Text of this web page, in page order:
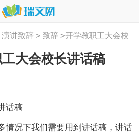
演讲致辞 > 致辞 >开学教职工大会校
长讲话稿
大会校长讲话稿
话稿
况下我们需要用到讲话稿，讲话